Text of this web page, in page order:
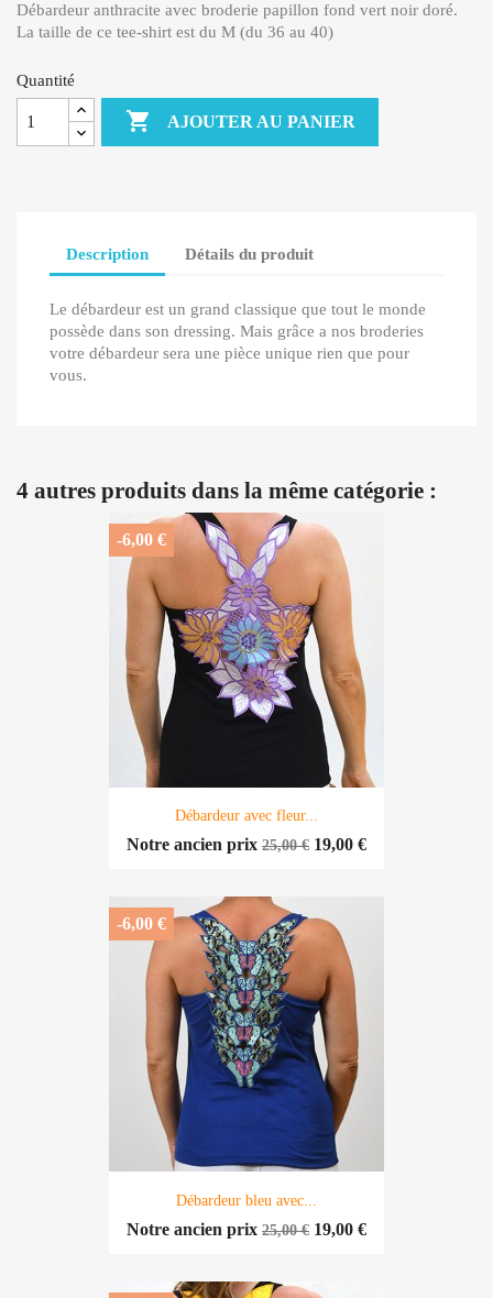
Débardeur anthracite avec broderie papillon fond vert noir doré.
La taille de ce tee-shirt est du M (du 36 au 40)
Quantité
 AJOUTER AU PANIER
Description Détails du produit
Le débardeur est un grand classique que tout le monde
possède dans son dressing. Mais grâce a nos broderies
votre débardeur sera une pièce unique rien que pour
vous.
4 autres produits dans la même catégorie :
Débardeur avec fleur...
Notre ancien prix 25,00 € 19,00 €
-6,00 €
Débardeur bleu avec...
Notre ancien prix 25,00 € 19,00 €
-6,00 €